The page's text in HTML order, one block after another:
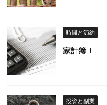
時間と節約
家計簿！
投資と副業